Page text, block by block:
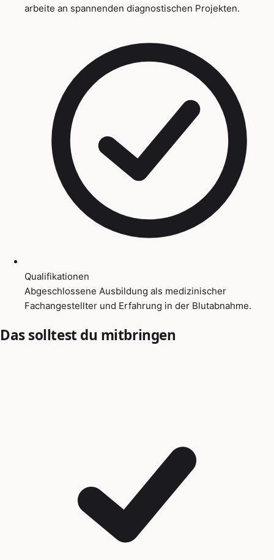
arbeite an spannenden diagnostischen Projekten.
Qualifikationen
Abgeschlossene Ausbildung als medizinischer
Fachangestellter und Erfahrung in der Blutabnahme.
Das solltest du mitbringen